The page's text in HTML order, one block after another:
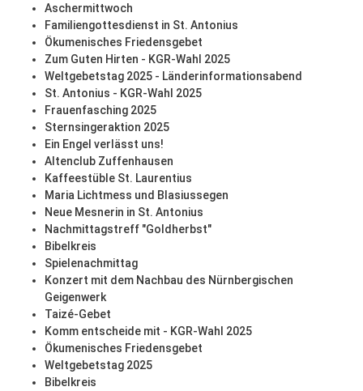
Aschermittwoch
Familiengottesdienst in St. Antonius
Ökumenisches Friedensgebet
Zum Guten Hirten - KGR-Wahl 2025
Weltgebetstag 2025 - Länderinformationsabend
St. Antonius - KGR-Wahl 2025
Frauenfasching 2025
Sternsingeraktion 2025
Ein Engel verlässt uns!
Altenclub Zuffenhausen
Kaffeestüble St. Laurentius
Maria Lichtmess und Blasiussegen
Neue Mesnerin in St. Antonius
Nachmittagstreff "Goldherbst"
Bibelkreis
Spielenachmittag
Konzert mit dem Nachbau des Nürnbergischen
Geigenwerk
Taizé-Gebet
Komm entscheide mit - KGR-Wahl 2025
Ökumenisches Friedensgebet
Weltgebetstag 2025
Bibelkreis